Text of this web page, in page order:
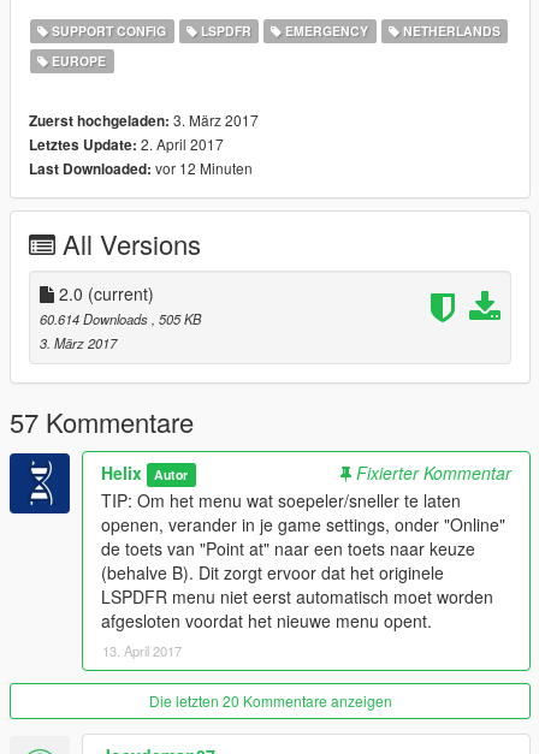
Features
-Betere verdeling van soorten voertuigen
-Inzet KMAR op het vliegveld
-Inzet KMAR in de haven
-Inzet KMAR op de legerbasis
-Verbeterd en groter wapenarsenaal KMAR
-Verbeterd en groter wapenarsenaal AT
-Toevoeging van de Algemene Inlichtingen- en
Veiligheidsdienst als backup
-Eigen voertuig AIVD
-Eigen peds AIVD
-Eigen wapenarsenaal AIVD
-Toevoeging van het leger als backup (legerbasis)
-Inzet militairen op de legerbasis
-Inzet militairen op het vliegveld (zeldzaam)
-Inzet militaire land- en luchtvoertuigen in militair grondgebied
-Verbeterd en groter wapenarsenaal leger
-Toevoeging van Handhaving als backup
-Toevoeging van Verkeersregeling als backup
- Toevoeging van Mobiele Eenheid als backup [BETA]
Changelog
SUPPORT CONFIG LSPDFR EMERGENCY
NETHERLANDS
EUROPE
Zuerst hochgeladen: 3. März 2017
Letztes Update: 2. April 2017
Last Downloaded: vor 12 Minuten
All Versions
2.0 (current)
60.614 Downloads , 505 KB
3. März 2017
57 Kommentare
Helix Autor
Fixierter Kommentar
TIP: Om het menu wat soepeler/sneller te laten
openen, verander in je game settings, onder "Online"
de toets van "Point at" naar een toets naar keuze
(behalve B). Dit zorgt ervoor dat het originele
LSPDFR menu niet eerst automatisch moet worden
afgesloten voordat het nieuwe menu opent.
13. April 2017
Die letzten 20 Kommentare anzeigen